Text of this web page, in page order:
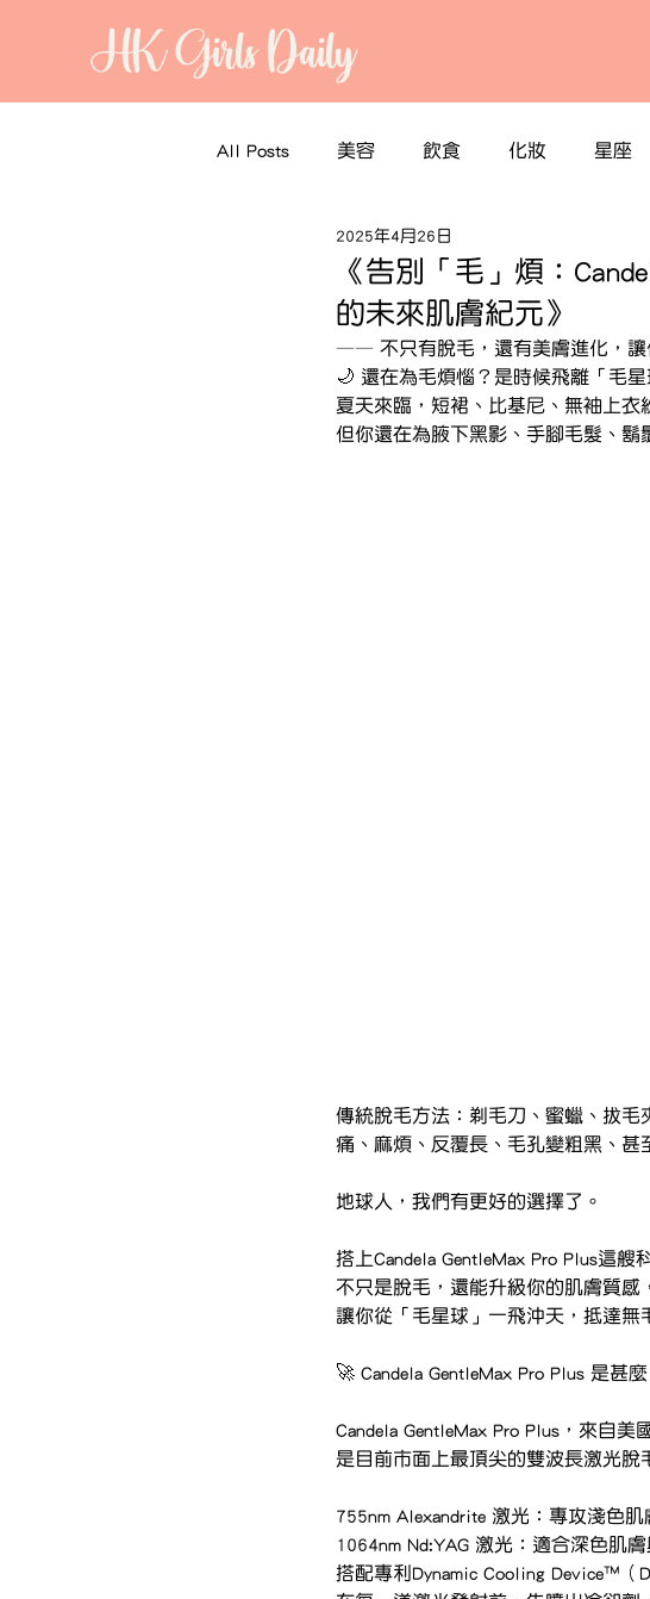
HK Girls Daily
All Posts 美容 飲食 化妝 星座
《告別「毛」煩：
的未來肌膚紀元》
2025年4月26日
—— 不只有脫毛，還有美膚進化，讓
🌙 還在為毛煩惱？是時候飛離「毛星
夏天來臨，短裙、比基尼、無袖上衣
但你還在為腋下黑影、手腳毛髮、鬍
傳統脫毛方法：剃毛刀、蜜蠟、拔
痛、麻煩、反覆長、毛孔變粗黑、甚
地球人，我們有更好的選擇了。
搭上Candela GentleMax Pro Plus這艘
不只是脫毛，還能升級你的肌膚質感，
讓你從「毛星球」一飛沖天，抵達無
🚀 Candela GentleMax Pro Plus 是甚麼
Candela GentleMax Pro Plus，來自美
是目前市面上最頂尖的雙波長激光脫
755nm Alexandrite 激光：專攻淺色
1064nm Nd:YAG 激光：適合深色肌
搭配專利Dynamic Cooling Device™（